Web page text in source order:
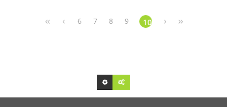
6 7 8 9 10